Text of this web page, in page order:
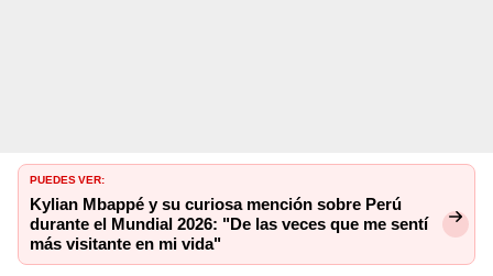
PUEDES VER:
Kylian Mbappé y su curiosa mención sobre Perú
durante el Mundial 2026: "De las veces que me sentí
más visitante en mi vida"